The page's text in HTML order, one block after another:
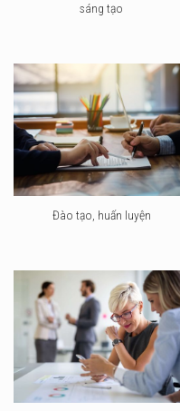
sáng tạo
Đào tạo, huấn luyện